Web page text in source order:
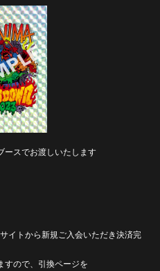
ースでお渡しいたします
イトから新規ご入会いただき決済完
すので、引換ページを